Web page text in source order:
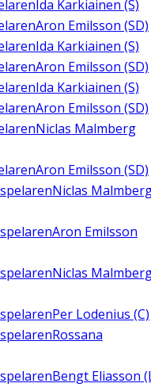
Ida Karkiainen (S)
Aron Emilsson (SD)
Ida Karkiainen (S)
Aron Emilsson (SD)
Ida Karkiainen (S)
Aron Emilsson (SD)
Niclas Malmberg
Aron Emilsson (SD)
Niclas
Aron Emilsson
Niclas
Per Lodenius (C)
Rossana
Bengt Eliasson